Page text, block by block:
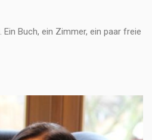
Buch, ein Zimmer, ein paar freie